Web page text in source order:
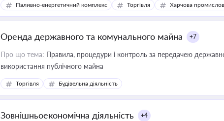
Паливно-енергетичний комплекс Торгівля Харчова
Оренда державного та комунального майна +7
Про що тема: Правила, процедури і контроль за передачею
використання публічного майна
Торгівля Будівельна діяльність
Зовнішньоекономічна діяльність +4